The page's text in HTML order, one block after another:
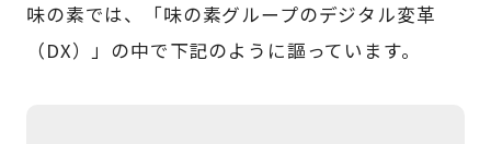
味の素では、「味の素グループのデジタル変革
（DX）」の中で下記のように謳っています。